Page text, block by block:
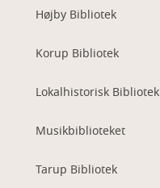
Højby Bibliotek
Korup Bibliotek
Lokalhistorisk Bibliotek
Musikbiblioteket
Tarup Bibliotek